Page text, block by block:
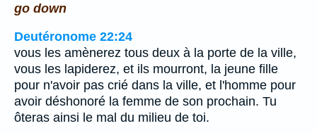
go down
Deutéronome 22:24
vous les amènerez tous deux à la porte de la ville,
vous les lapiderez, et ils mourront, la jeune fille
pour n'avoir pas crié dans la ville, et l'homme pour
avoir déshonoré la femme de son prochain. Tu
ôteras ainsi le mal du milieu de toi.